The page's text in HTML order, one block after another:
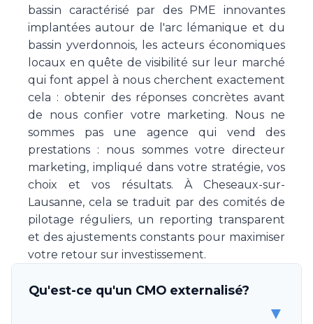
bassin caractérisé par des PME innovantes
implantées autour de l'arc lémanique et du
bassin yverdonnois, les acteurs économiques
locaux en quête de visibilité sur leur marché
qui font appel à nous cherchent exactement
cela : obtenir des réponses concrètes avant
de nous confier votre marketing. Nous ne
sommes pas une agence qui vend des
prestations : nous sommes votre directeur
marketing, impliqué dans votre stratégie, vos
choix et vos résultats. À Cheseaux-sur-
Lausanne, cela se traduit par des comités de
pilotage réguliers, un reporting transparent
et des ajustements constants pour maximiser
votre retour sur investissement.
Qu'est-ce qu'un CMO externalisé?
▼